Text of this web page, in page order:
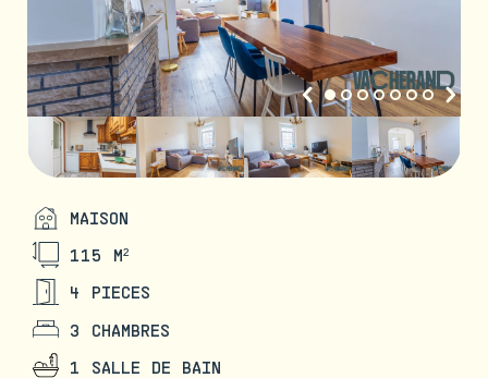
MAISON
115 M²
4 PIECES
3 CHAMBRES
1 SALLE DE BAIN